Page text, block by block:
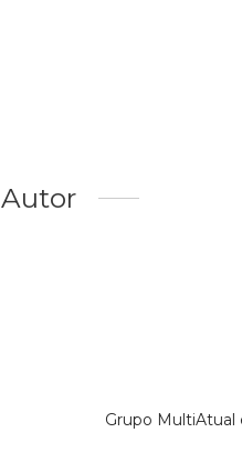
Grupo MultiAtual